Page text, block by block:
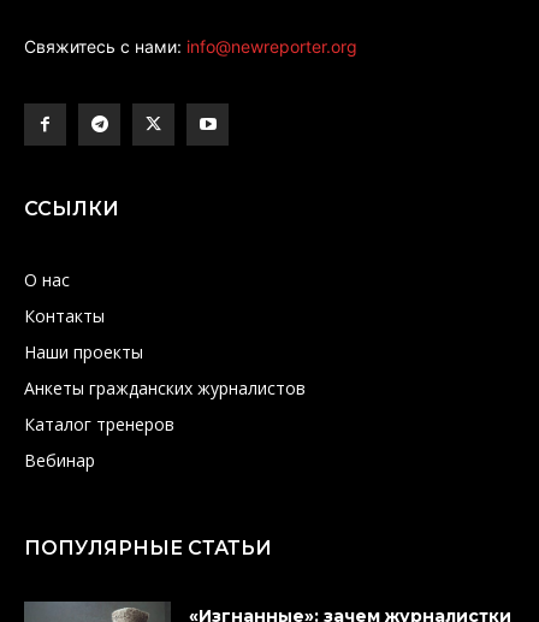
Свяжитесь с нами: info@newreporter.org
ССЫЛКИ
О нас
Контакты
Наши проекты
Анкеты гражданских журналистов
Каталог тренеров
Вебинар
ПОПУЛЯРНЫЕ СТАТЬИ
«Изгнанные»: зачем журналистки